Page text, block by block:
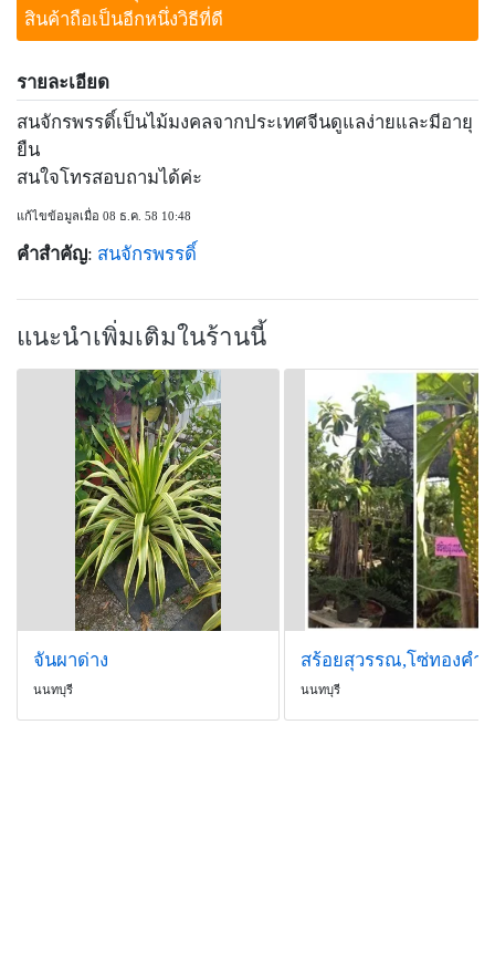
สินค้าถือเป็นอีกหนึ่งวิธีที่ดี
รายละเอียด
สนจักรพรรดิ์เป็นไม้มงคลจากประเทศจีนดูแลง่ายและมีอายุ
ยืน
สนใจโทรสอบถามได้ค่ะ
แก้ไขข้อมูลเมื่อ 08 ธ.ค. 58 10:48
คำสำคัญ: สนจักรพรรดิ์
แนะนำเพิ่มเติมในร้านนี้
จันผาด่าง
นนทบุรี
สร้อยสุวรรณ,โซ่ทองคำ
นนทบุรี